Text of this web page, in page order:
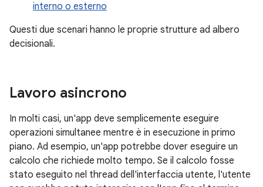
interno o esterno
Questi due scenari hanno le proprie strutture ad albero
decisionali.
Lavoro asincrono
In molti casi, un'app deve semplicemente eseguire
operazioni simultanee mentre è in esecuzione in primo
piano. Ad esempio, un'app potrebbe dover eseguire un
calcolo che richiede molto tempo. Se il calcolo fosse
stato eseguito nel thread dell'interfaccia utente, l'utente